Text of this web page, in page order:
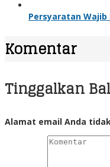
Persyaratan
Komentar
Tinggalkan
Alamat email Anda